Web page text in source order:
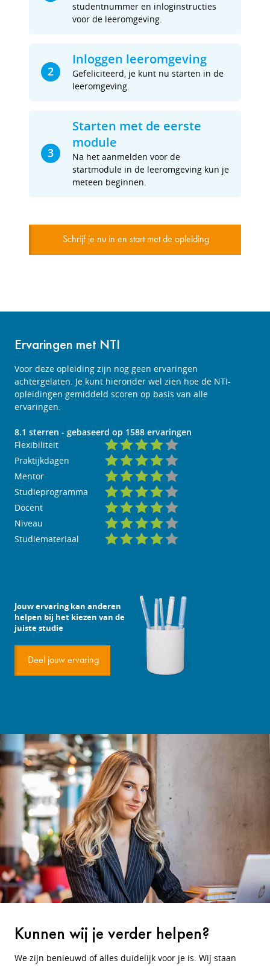
studentnummer en inloginstructies
voor de leeromgeving.
2
Inloggen leeromgeving
Gefeliciteerd, je kunt nu starten in de
leeromgeving.
3
Starten met de eerste
module
Na het aanmelden voor de
startmodule in de leeromgeving kun je
meteen beginnen.
Schrijf je nu in en start met de opleiding
Ervaringen met NTI
Voor deze opleiding zijn nog geen ervaringen
achtergelaten. Je kunt hieronder wel zien hoe de NTI-
opleidingen gemiddeld scoren op basis van alle
ervaringen.
8.1 sterren - gebaseerd op 1588 ervaringen
Flexibiliteit
Praktijkdagen
Mentor
Studieprogramma
Docent
Niveau
Studiemateriaal
Jouw ervaring kan anderen
helpen bij het kiezen van de
juiste studie
Deel jouw ervaring
Kunnen wij je verder helpen?
We zijn benieuwd of alles duidelijk voor je is. Wij staan